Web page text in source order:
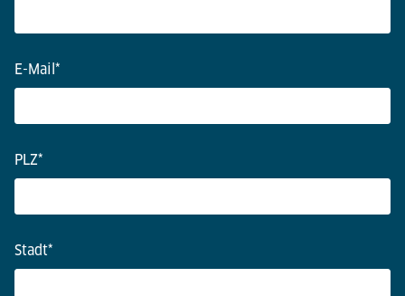
E-Mail *
PLZ*
Stadt*